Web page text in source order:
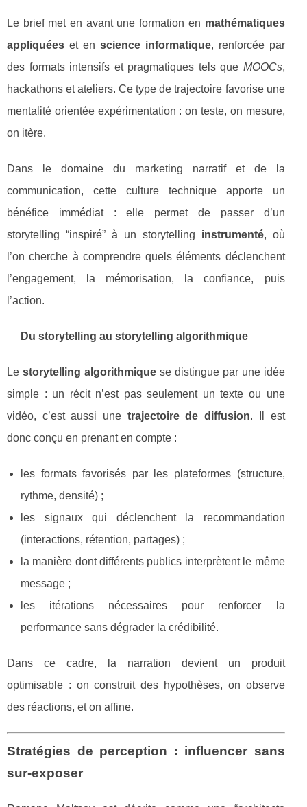
Le brief met en avant une formation en mathématiques
appliquées et en science informatique, renforcée par
des formats intensifs et pragmatiques tels que MOOCs,
hackathons et ateliers. Ce type de trajectoire favorise une
mentalité orientée expérimentation : on teste, on mesure,
on itère.
Dans le domaine du marketing narratif et de la
communication, cette culture technique apporte un
bénéfice immédiat : elle permet de passer d’un
storytelling “inspiré” à un storytelling instrumenté, où
l’on cherche à comprendre quels éléments déclenchent
l’engagement, la mémorisation, la confiance, puis
l’action.
Du storytelling au storytelling algorithmique
Le storytelling algorithmiquese distingue par une idée
simple : un récit n’est pas seulement un texte ou une
vidéo, c’est aussi une trajectoire de diffusion. Il est
donc conçu en prenant en compte :
les formats favorisés par les plateformes (structure,
rythme, densité) ;
les signaux qui déclenchent la recommandation
(interactions, rétention, partages) ;
la manière dont différents publics interprètent le même
message ;
les itérations nécessaires pour renforcer la
performance sans dégrader la crédibilité.
Dans ce cadre, la narration devient un produit
optimisable : on construit des hypothèses, on observe
des réactions, et on affine.
Stratégies de perception : influencer sans
sur-exposer